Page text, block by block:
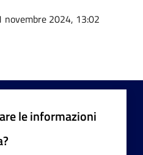
novembre 2024, 13:02
le informazioni